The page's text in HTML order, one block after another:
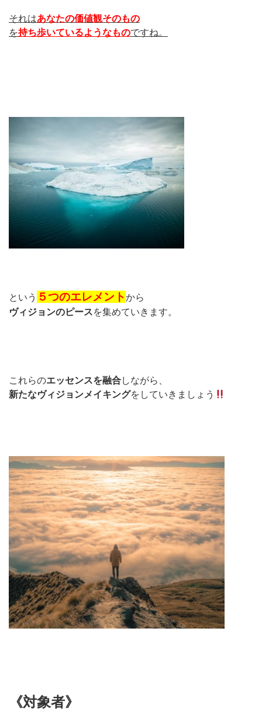
それはあなたの価値観そのもの
を持ち歩いているようなものですね。
という ５つのエレメントから
ヴィジョンのピースを集めていきます。
これらのエッセンスを融合しながら、
新たなヴィジョンメイキングをしていきましょう
《対象者》